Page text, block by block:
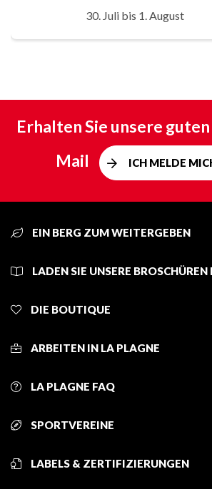
30. Juli bis 1. August
Erhalten Sie unsere
Mail
ICH MELDE
EIN BERG ZUM WEITERGEBEN
LADEN SIE UNSERE BROSCHÜREN
DIE BOUTIQUE
ARBEITEN IN LA PLAGNE
LA PLAGNE FAQ
SPORTVEREINE
LABELS & ZERTIFIZIERUNGEN